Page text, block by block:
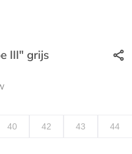
III" grijs
40 42 43 44